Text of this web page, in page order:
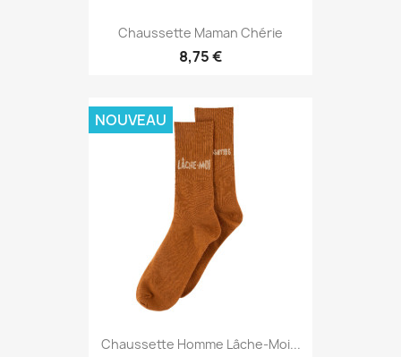
Chaussette Maman Chérie
8,75 €
Chaussette Homme Lâche-Moi...
NOUVEAU